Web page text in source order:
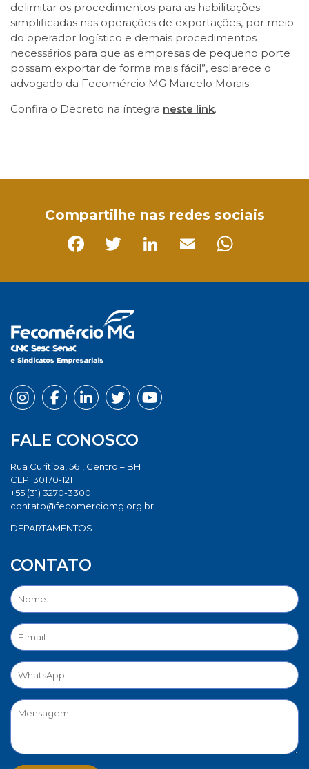
delimitar os procedimentos para as habilitações
simplificadas nas operações de exportações, por meio
do operador logístico e demais procedimentos
necessários para que as empresas de pequeno porte
possam exportar de forma mais fácil”, esclarece o
advogado da Fecomércio MG Marcelo Morais.
Confira o Decreto na íntegra neste link.
Compartilhe nas redes sociais
FALE CONOSCO
Rua Curitiba, 561, Centro – BH
CEP: 30170-121
+55 (31) 3270-3300
contato@fecomerciomg.org.br
DEPARTAMENTOS
CONTATO